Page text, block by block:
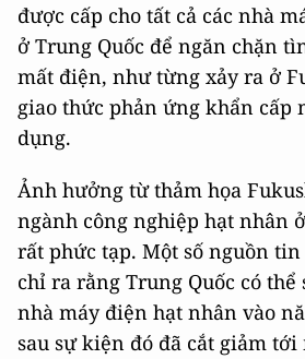
được cấp cho tất cả các nhà
ở Trung Quốc để ngăn chặn
mất điện, như từng xảy ra ở
giao thức phản ứng khẩn cấp
dụng.
Ảnh hưởng từ thảm họa
ngành công nghiệp hạt nhân
rất phức tạp. Một số nguồn
chỉ ra rằng Trung Quốc có thể
nhà máy điện hạt nhân vào
sau sự kiện đó đã cắt giảm tới